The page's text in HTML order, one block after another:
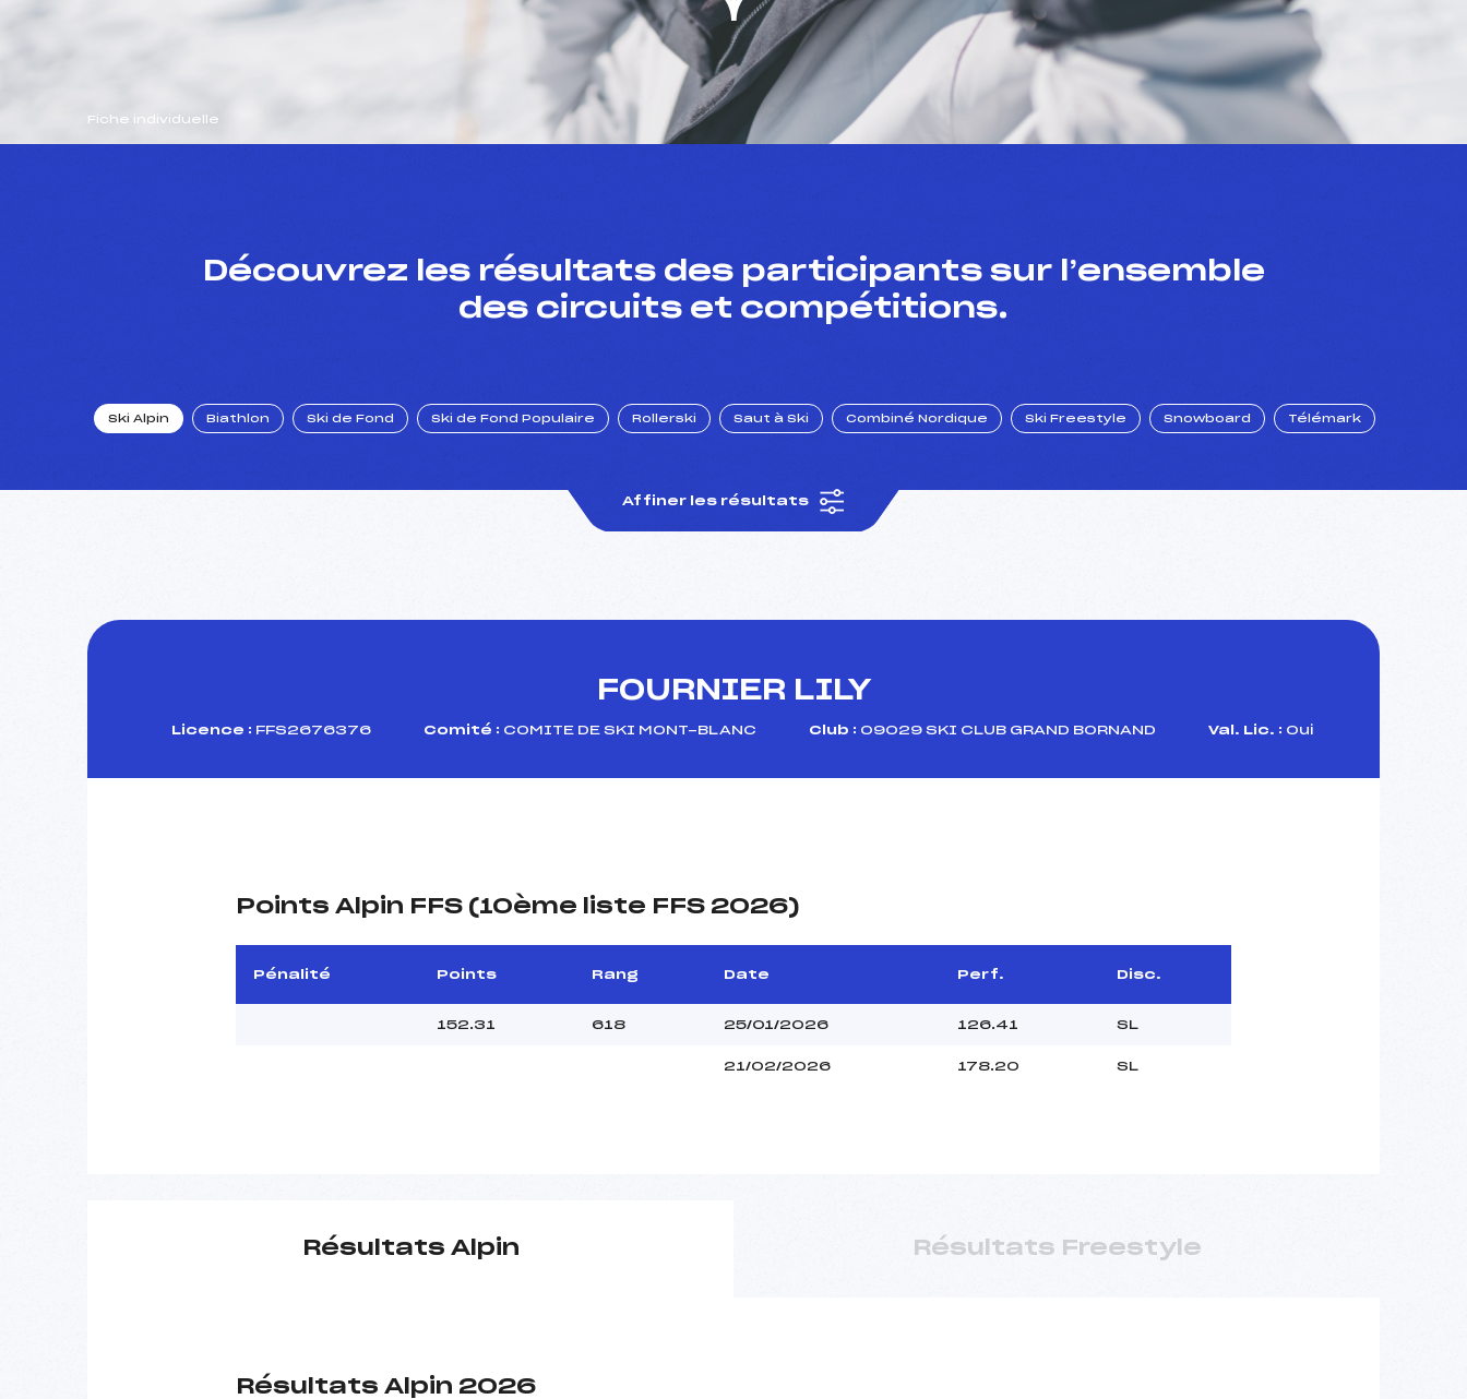
Fiche individuelle
Découvrez les résultats des participants sur l’ensemble
des circuits et compétitions.
Ski Alpin Biathlon Ski de Fond Ski de Fond Populaire Rollerski Saut à Ski Combiné Nordique Ski Freestyle Snowboard Télémark
Affiner les résultats
FOURNIER LILY
Licence : FFS2676376 Comité : COMITE DE SKI MONT-BLANC Club : 09029 SKI CLUB GRAND BORNAND Val. Lic. : Oui
Points Alpin FFS (10ème liste FFS 2026)
Pénalité Points Rang Date Perf. Disc.
152.31 618 25/01/2026 126.41 SL
21/02/2026 178.20 SL
Résultats Alpin Résultats Freestyle
Résultats Alpin 2026